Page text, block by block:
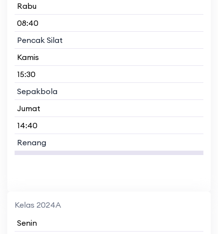
Rabu
08:40
Pencak Silat
Kamis
15:30
Sepakbola
Jumat
14:40
Renang
Kelas 2024A
Senin